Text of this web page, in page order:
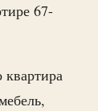
67-